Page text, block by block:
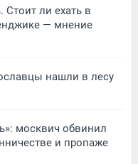
Стоит ли ехать в
— мнение
нашли в лесу
москвич обвинил
и пропаже